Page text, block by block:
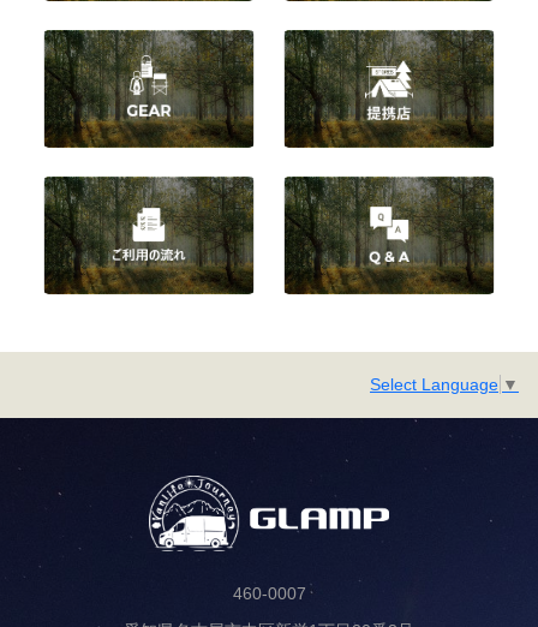
Select Language ▼
460-0007